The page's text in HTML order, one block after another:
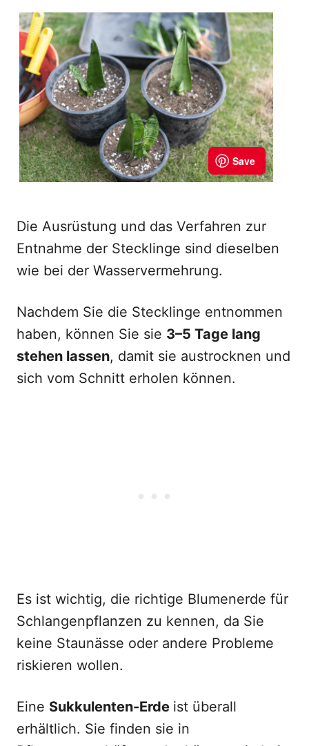
Die Ausrüstung und das Verfahren zur
Entnahme der Stecklinge sind dieselben
wie bei der Wasservermehrung.
Nachdem Sie die Stecklinge entnommen
haben, können Sie sie 3–5 Tage lang
stehen lassen, damit sie austrocknen und
sich vom Schnitt erholen können.
Es ist wichtig, die richtige Blumenerde für
Schlangenpflanzen zu kennen, da Sie
keine Staunässe oder andere Probleme
riskieren wollen.
Eine Sukkulenten-Erde ist überall
erhältlich. Sie finden sie in